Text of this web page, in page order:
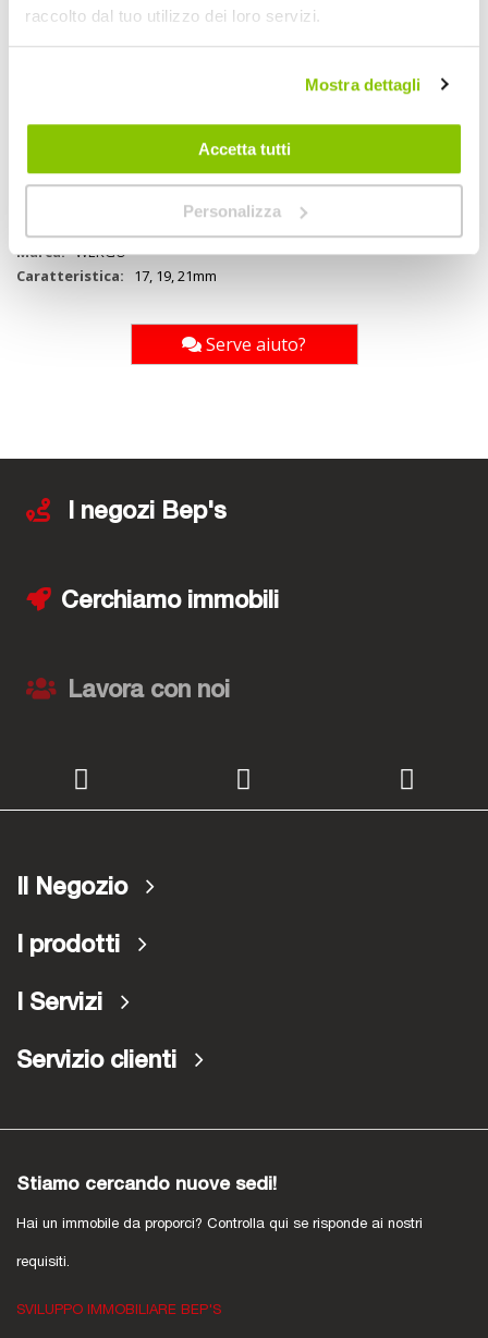
raccolto dal tuo utilizzo dei loro servizi.
Mostra dettagli
Accetta tutti
Personalizza
Si
Chiave dinamometrica
WEKGO
17, 19, 21mm
Serve aiuto?
I negozi Bep's
Cerchiamo immobili
Lavora con noi
Il Negozio
I prodotti
I Servizi
Servizio clienti
Stiamo cercando nuove sedi!
Hai un immobile da proporci? Controlla qui se risponde ai nostri
requisiti.
SVILUPPO IMMOBILIARE BEP'S